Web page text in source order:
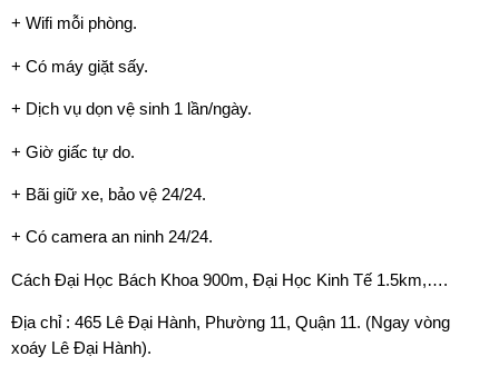
+ Wifi mỗi phòng.
+ Có máy giặt sấy.
+ Dịch vụ dọn vệ sinh 1 lần/ngày.
+ Giờ giấc tự do.
+ Bãi giữ xe, bảo vệ 24/24.
+ Có camera an ninh 24/24.
️Cách Đại Học Bách Khoa 900m, Đại Học Kinh Tế 1.5km,….
Địa chỉ : 465 Lê Đại Hành, Phường 11, Quận 11. (Ngay vòng
xoáy Lê Đại Hành).